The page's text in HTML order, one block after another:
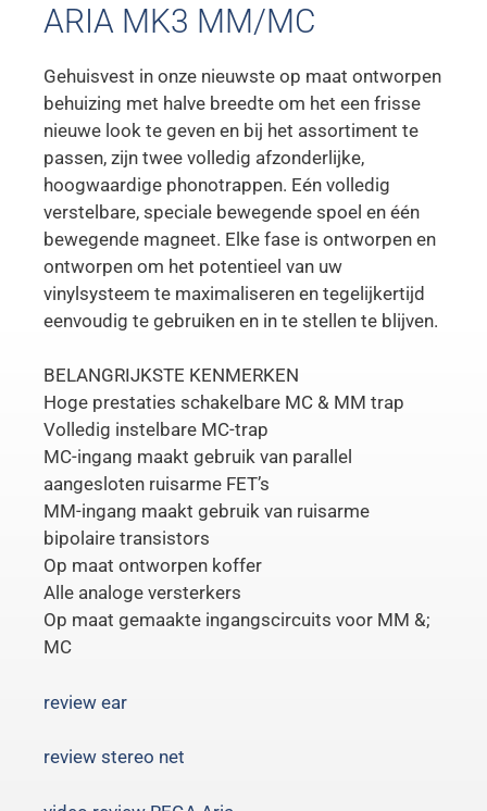
ARIA MK3 MM/MC
Gehuisvest in onze nieuwste op maat ontworpen
behuizing met halve breedte om het een frisse
nieuwe look te geven en bij het assortiment te
passen, zijn twee volledig afzonderlijke,
hoogwaardige phonotrappen. Eén volledig
verstelbare, speciale bewegende spoel en één
bewegende magneet. Elke fase is ontworpen en
ontworpen om het potentieel van uw
vinylsysteem te maximaliseren en tegelijkertijd
eenvoudig te gebruiken en in te stellen te blijven.
BELANGRIJKSTE KENMERKEN
Hoge prestaties schakelbare MC & MM trap
Volledig instelbare MC-trap
MC-ingang maakt gebruik van parallel
aangesloten ruisarme FET’s
MM-ingang maakt gebruik van ruisarme
bipolaire transistors
Op maat ontworpen koffer
Alle analoge versterkers
Op maat gemaakte ingangscircuits voor MM &;
MC
review ear
review stereo net